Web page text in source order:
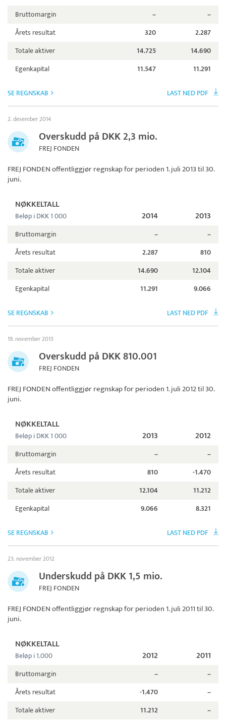
Bruttomargin –
–
Årets resultat
320
2.287
Totale aktiver
14.725
14.690
Egenkapital
11.547 11.291
SE REGNSKAB LAST NED PDF
2. desember 2014
Overskudd på DKK 2,3 mio.
FREJ FONDEN
FREJ FONDENoffentliggjør regnskap for perioden 1. juli 2013 til 30.
juni.
NØKKELTALL
Beløp i DKK 1 000 2014 2013
Bruttomargin –
–
Årets resultat
2.287
810
Totale aktiver
14.690
12.104
Egenkapital
11.291 9.066
SE REGNSKAB LAST NED PDF
19. november 2013
Overskudd på DKK 810.001
FREJ FONDEN
FREJ FONDENoffentliggjør regnskap for perioden 1. juli 2012 til 30.
juni.
NØKKELTALL
Beløp i DKK 1 000 2013 2012
Bruttomargin –
–
Årets resultat
810
-1.470
Totale aktiver
12.104
11.212
Egenkapital
9.066 8.321
SE REGNSKAB LAST NED PDF
23. november 2012
Underskudd på DKK 1,5 mio.
FREJ FONDEN
FREJ FONDENoffentliggjør regnskap for perioden 1. juli 2011 til 30.
juni.
NØKKELTALL
Beløp i 1.000 2012 2011
Bruttomargin –
–
Årets resultat
-1.470
–
Totale aktiver
11.212
–